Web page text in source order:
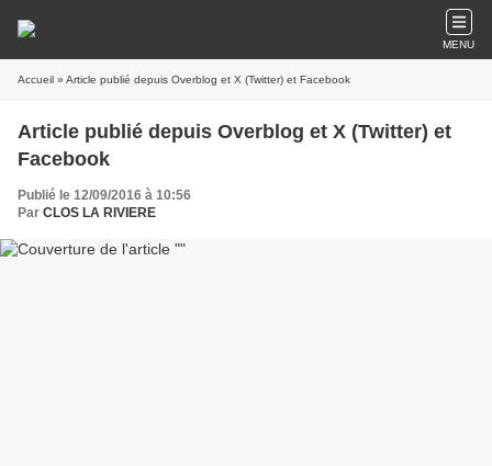
MENU
Accueil » Article publié depuis Overblog et X (Twitter) et Facebook
Article publié depuis Overblog et X (Twitter) et
Facebook
Publié le 12/09/2016 à 10:56
Par CLOS LA RIVIERE